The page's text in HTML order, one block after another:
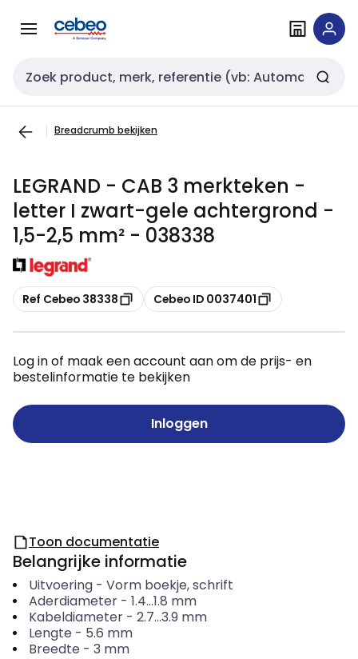
naar
naar
Zoekveld invoer
Breadcrumb bekijken
LEGRAND - CAB 3 merkteken -
letter I zwart-gele achtergrond -
1,5-2,5 mm² - 038338
Kopiëren
Ref Cebeo 38338 Kopiëren
Cebeo ID 0037401
Log in of maak een account aan om de prijs- en
bestelinformatie te bekijken
Inloggen
Toon documentatie
Belangrijke informatie
Uitvoering- Vorm boekje, schrift
Aderdiameter- 1.4...1.8 mm
Kabeldiameter- 2.7...3.9 mm
Lengte - 5.6 mm
Breedte - 3 mm